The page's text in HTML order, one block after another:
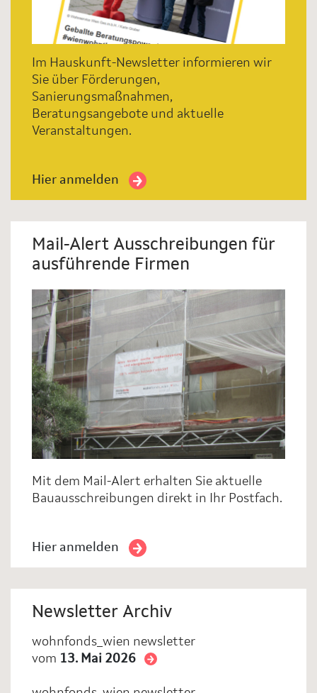
Im Hauskunft-Newsletter informieren wir
Sie über Förderungen,
Sanierungsmaßnahmen,
Beratungsangebote und aktuelle
Veranstaltungen.
Hier anmelden
Mail-Alert Ausschreibungen für
ausführende Firmen
Mit dem Mail-Alert erhalten Sie aktuelle
Bauausschreibungen direkt in Ihr Postfach.
Hier anmelden
Newsletter Archiv
wohnfonds_wien newsletter
vom 13. Mai 2026